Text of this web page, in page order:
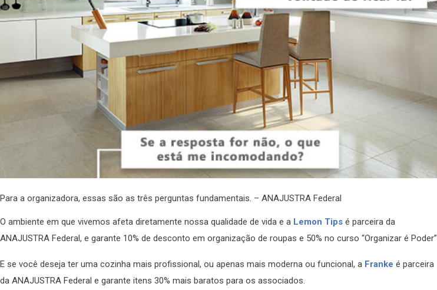
Para a organizadora, essas são as três perguntas fundamentais. – ANAJUSTRA Federal
O ambiente em que vivemos afeta diretamente nossa qualidade de vida e a Lemon Tips é parceira da
ANAJUSTRA Federal, e garante 10% de desconto em organização de roupas e 50% no curso “Organizar é Poder”.
E se você deseja ter uma cozinha mais profissional, ou apenas mais moderna ou funcional, a Franke é parceira
da ANAJUSTRA Federal e garante itens 30% mais baratos para os associados.